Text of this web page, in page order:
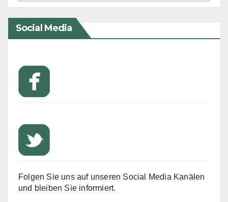
Social Media
Folgen Sie uns auf unseren Social Media Kanälen
und bleiben Sie informiert.